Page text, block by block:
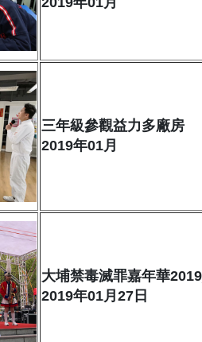
三年級參觀益力多廠房
2019年01月
大埔禁毒滅罪嘉年華
2019年01月27日